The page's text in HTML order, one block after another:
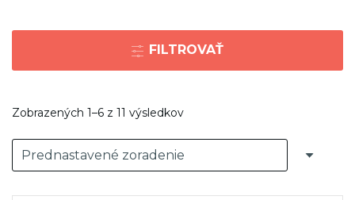
FILTROVAŤ
Zobrazených 1–6 z 11 výsledkov